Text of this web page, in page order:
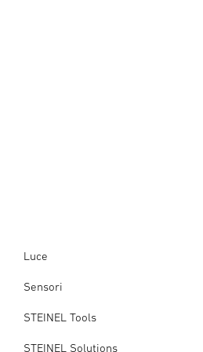
Luce
Sensori
STEINEL Tools
STEINEL Solutions